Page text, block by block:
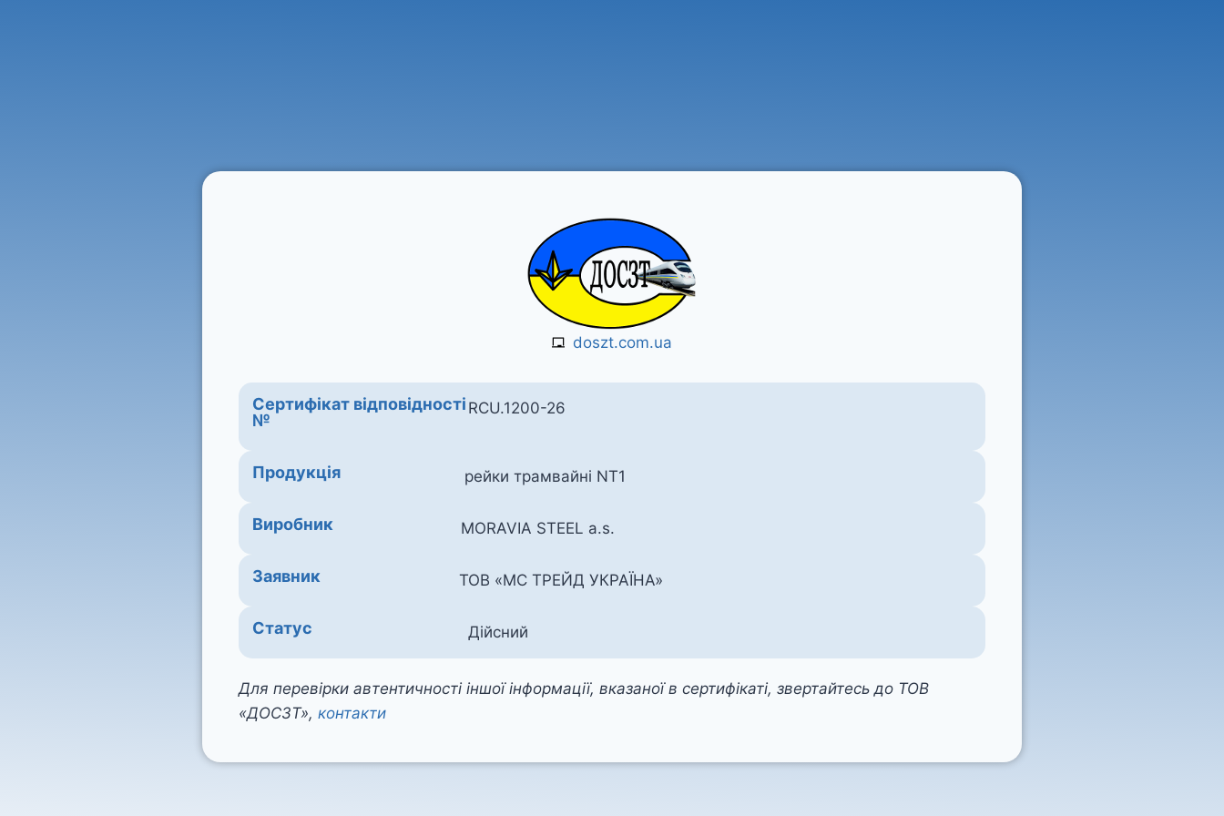
doszt.com.ua
Сертифікат відповідності
№
RCU.1200-26
Продукція рейки трамвайні NT1
Виробник MORAVIA STEEL a.s.
Заявник ТОВ «МС ТРЕЙД УКРАЇНА»
Статус Дійсний
Для перевірки автентичності іншої інформації, вказаної в сертифікаті, звертайтесь до ТОВ
«ДОСЗТ», контакти